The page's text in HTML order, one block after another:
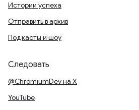
Истории успеха
Отправить в архив
Подкасты и шоу
Следовать
@ChromiumDev на X
YouTube